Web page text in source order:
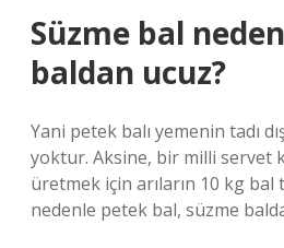
Süzme bal
baldan ucuz?
Yani petek balı yemenin tadı
yoktur. Aksine, bir milli servet
üretmek için arıların 10 kg
nedenle petek bal, süzme